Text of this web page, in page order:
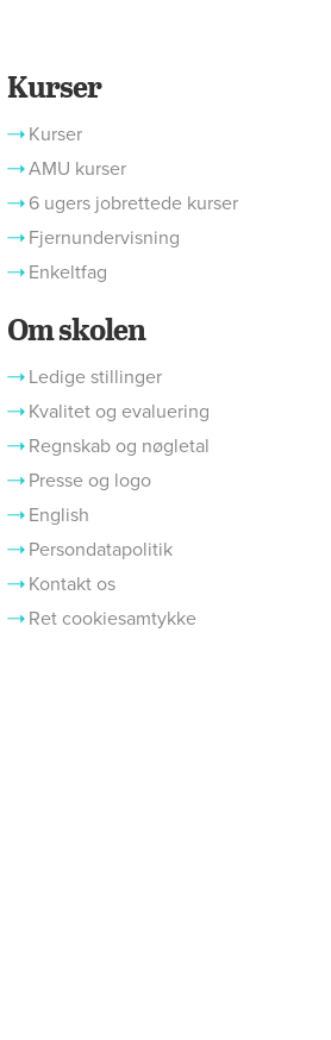
Kurser
Kurser
AMU kurser
6 ugers jobrettede kurser
Fjernundervisning
Enkeltfag
Om skolen
Ledige stillinger
Kvalitet og evaluering
Regnskab og nøgletal
Presse og logo
English
Persondatapolitik
Kontakt os
Ret cookiesamtykke